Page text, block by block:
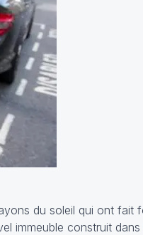
du soleil qui ont fait
immeuble construit dans